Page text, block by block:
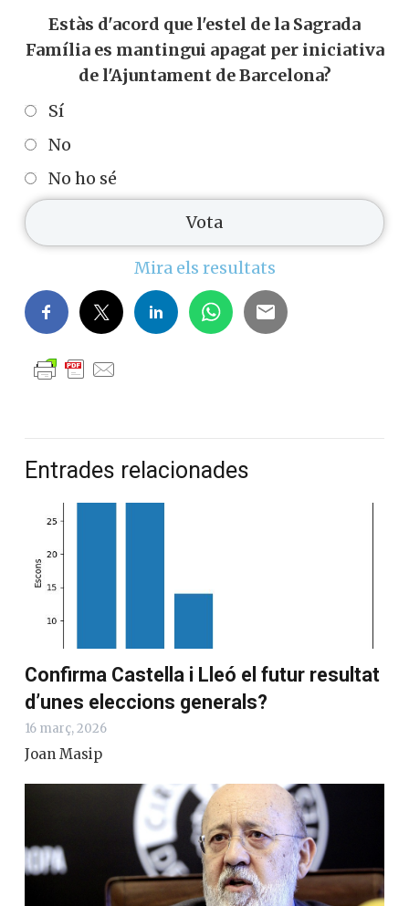
Estàs d'acord que l'estel de la Sagrada
Família es mantingui apagat per iniciativa
de l'Ajuntament de Barcelona?
Sí
No
No ho sé
Mira els resultats
Entrades relacionades
Confirma Castella i Lleó el futur resultat
d’unes eleccions generals?
16 març, 2026
Joan Masip